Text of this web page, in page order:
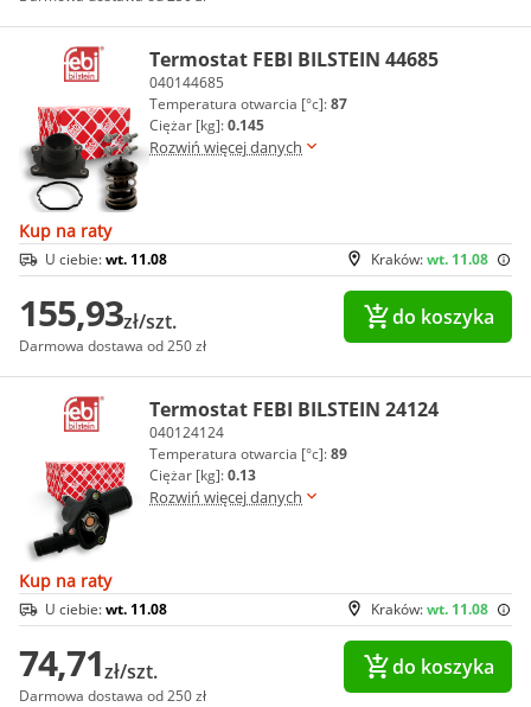
Termostat FEBI BILSTEIN 44685
040144685
Temperatura otwarcia [°c]:87
Ciężar [kg]:0.145
Rozwiń więcej danych
Kup na raty
Kraków:wt. 11.08
U ciebie:wt. 11.08
155,93zł/szt.
Darmowa dostawa od 250 zł
do koszyka
Termostat FEBI BILSTEIN 24124
040124124
Temperatura otwarcia [°c]:89
Ciężar [kg]:0.13
Rozwiń więcej danych
Kup na raty
Kraków:wt. 11.08
U ciebie:wt. 11.08
74,71zł/szt.
Darmowa dostawa od 250 zł
do koszyka